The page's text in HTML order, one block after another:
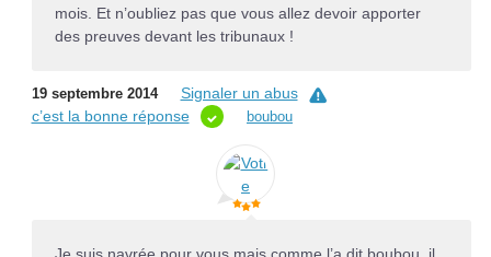
mois. Et n’oubliez pas que vous allez devoir apporter
des preuves devant les tribunaux !
19 septembre 2014
Signaler un abus
c’est la bonne réponse
boubou